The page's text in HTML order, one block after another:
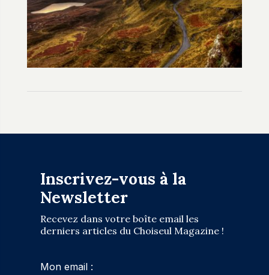
Inscrivez-vous à la
Newsletter
Recevez dans votre boîte email les
derniers articles du Choiseul Magazine !